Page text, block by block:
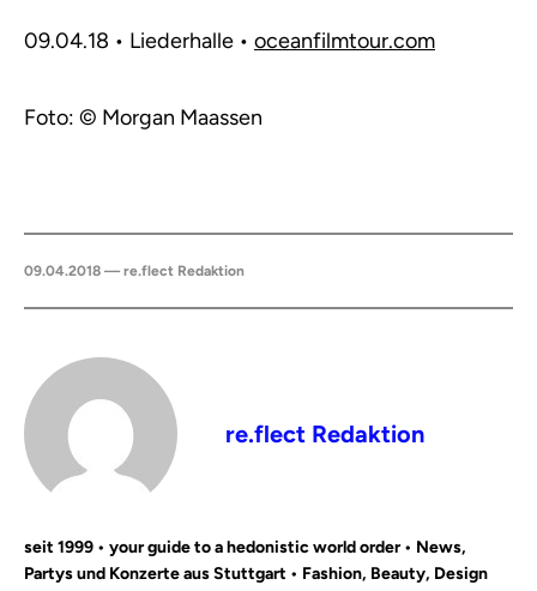
09.04.18 • Liederhalle • oceanfilmtour.com
Foto: © Morgan Maassen
09.04.2018 — re.flect Redaktion
re.flect Redaktion
seit 1999 • your guide to a hedonistic world order • News,
Partys und Konzerte aus Stuttgart • Fashion, Beauty, Design